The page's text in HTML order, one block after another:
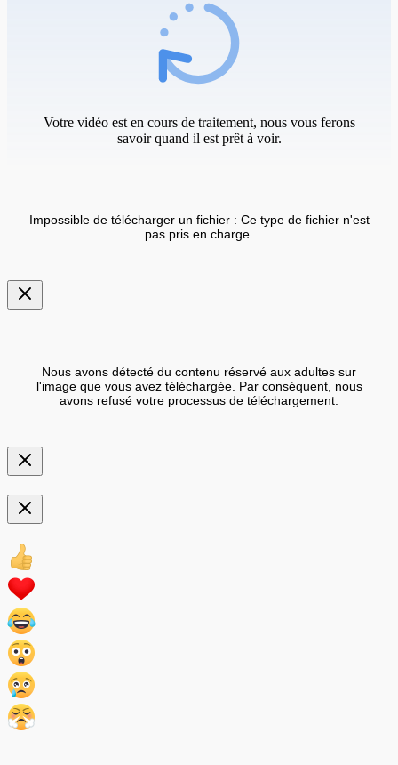
Votre vidéo est en cours de traitement, nous vous ferons
savoir quand il est prêt à voir.
Impossible de télécharger un fichier : Ce type de fichier n'est
pas pris en charge.
Nous avons détecté du contenu réservé aux adultes sur
l'image que vous avez téléchargée. Par conséquent, nous
avons refusé votre processus de téléchargement.